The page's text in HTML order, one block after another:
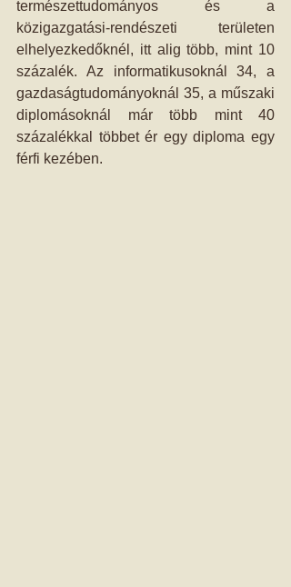
természettudományos és a
közigazgatási-rendészeti területen
elhelyezkedőknél, itt alig több, mint 10
százalék. Az informatikusoknál 34, a
gazdaságtudományoknál 35, a műszaki
diplomásoknál már több mint 40
százalékkal többet ér egy diploma egy
férfi kezében.